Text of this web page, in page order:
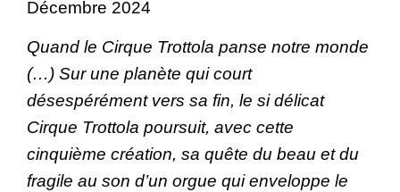
Décembre 2024
Quand le Cirque Trottola panse notre monde
(…) Sur une planète qui court
désespérément vers sa fin, le si délicat
Cirque Trottola poursuit, avec cette
cinquième création, sa quête du beau et du
fragile au son d’un orgue qui enveloppe le